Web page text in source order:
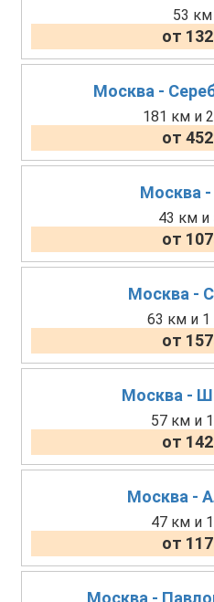
53 км
от
Москва -
181 км и
от
Москва -
43 км и
от
Москва -
63 км и 1
от
Москва -
57 км и
от
Москва -
47 км и
от
Москва -